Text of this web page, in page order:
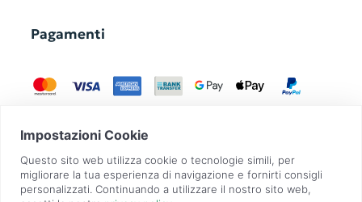
Pagamenti
GadgetZilla è un Brand di Overbi S.r.l.| realizzato con Contit
| © 2026 Tutti
i diritti riservati | P.IVA: 09351560967